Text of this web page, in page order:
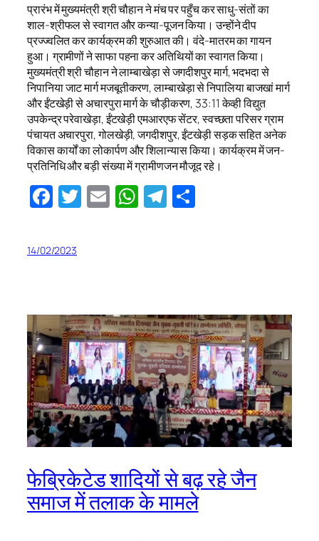
प्रारंभ में मुख्यमंत्री श्री चौहान ने मंच पर पहुँच कर साधु-संतों का
शाल-श्रीफल से स्वागत और कन्या-पूजन किया। उन्होंने दीप
प्रज्ज्वलित कर कार्यक्रम की शुरुआत की। वंदे-मातरम का गायन
हुआ। ग्रामीणों ने साफा पहना कर अतिथियों का स्वागत किया।
मुख्यमंत्री श्री चौहान ने लाम्बाखेड़ा से जगदीशपुर मार्ग, भदभदा से
निपानिया जाट मार्ग मजबूतीकरण, लाम्बाखेड़ा से निपालिया बाजखां मार्ग
और ईंटखेड़ी से अचारपुरा मार्ग के चौड़ीकरण, 33:11 केव्ही विद्युत
उपकेन्द्र परेवाखेड़ा, ईंटखेड़ी एमआरएफ सेंटर, स्वच्छता परिसर ग्राम
पंचायत अचारपुरा, गोलखेड़ी, जगदीशपुर, ईंटखेड़ी सड़क सहित अनेक
विकास कार्यों का लोकार्पण और शिलान्यास किया। कार्यक्रम में जन-
प्रतिनिधि और बड़ी संख्या में ग्रामीणजन मौजूद रहे।
Facebook
Twitter
EmailWhatsApp
Telegram
14/02/2023
फेब्रिकेटेड शादियों से बढ़ रहे जैन
समाज में तलाक के मामले